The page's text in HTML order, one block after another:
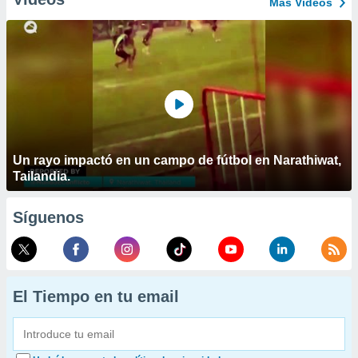
Un rayo impactó en un campo de fútbol en Narathiwat,
Tailandia.
Síguenos
El Tiempo en tu email